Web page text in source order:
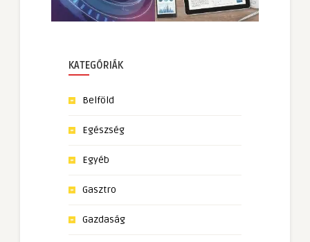
KATEGÓRIÁK
Belföld
Egészség
Egyéb
Gasztro
Gazdaság